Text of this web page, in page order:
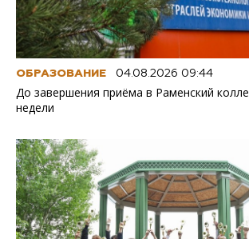
ОБРАЗОВАНИЕ 04.08.2026 09:44
До завершения приёма в Раменский
недели